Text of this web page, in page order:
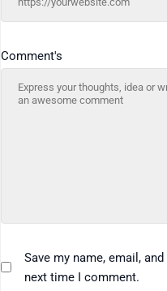
Comment's
Save my name, email,
next time I comment.